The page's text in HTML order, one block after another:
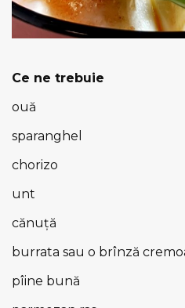
Ce ne trebuie
ouă
sparanghel
chorizo
unt
cănuță
burrata sau o brînză
pîine bună